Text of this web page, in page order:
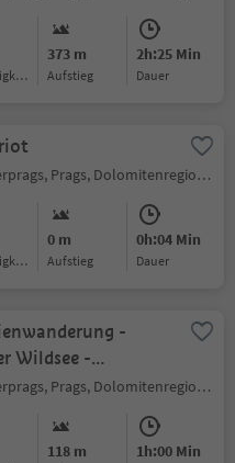
373 m
Aufstieg
2h:25 Min
Dauer
Ausserprags, Prags, Dolomitenregion 3 Zinnen
0 m
Aufstieg
0h:04 Min
Dauer
-
Wildsee -
Ausserprags, Prags, Dolomitenregion 3 Zinnen
118 m 1h:00 Min